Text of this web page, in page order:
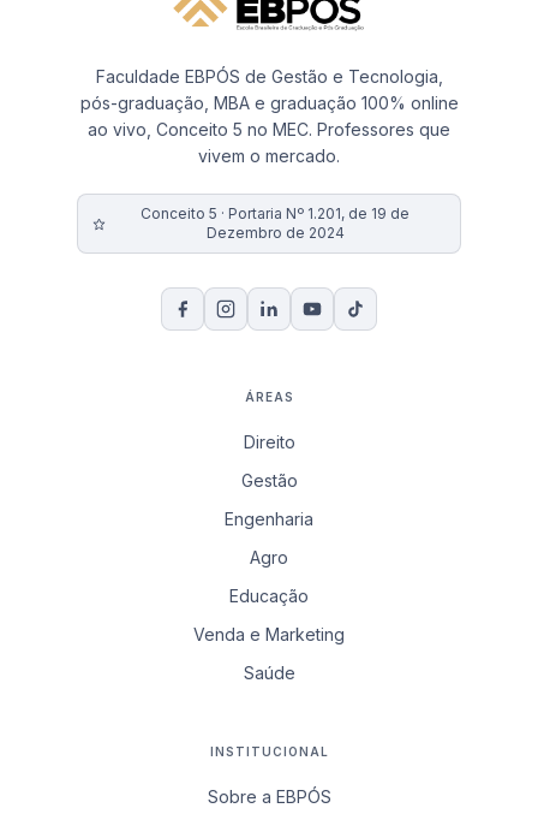
Faculdade EBPÓS de Gestão e Tecnologia,
pós-graduação, MBA e graduação 100% online
ao vivo, Conceito 5 no MEC. Professores que
vivem o mercado.
Conceito 5 · Portaria Nº 1.201, de 19 de
Dezembro de 2024
ÁREAS
Direito
Gestão
Engenharia
Agro
Educação
Venda e Marketing
Saúde
INSTITUCIONAL
Sobre a EBPÓS